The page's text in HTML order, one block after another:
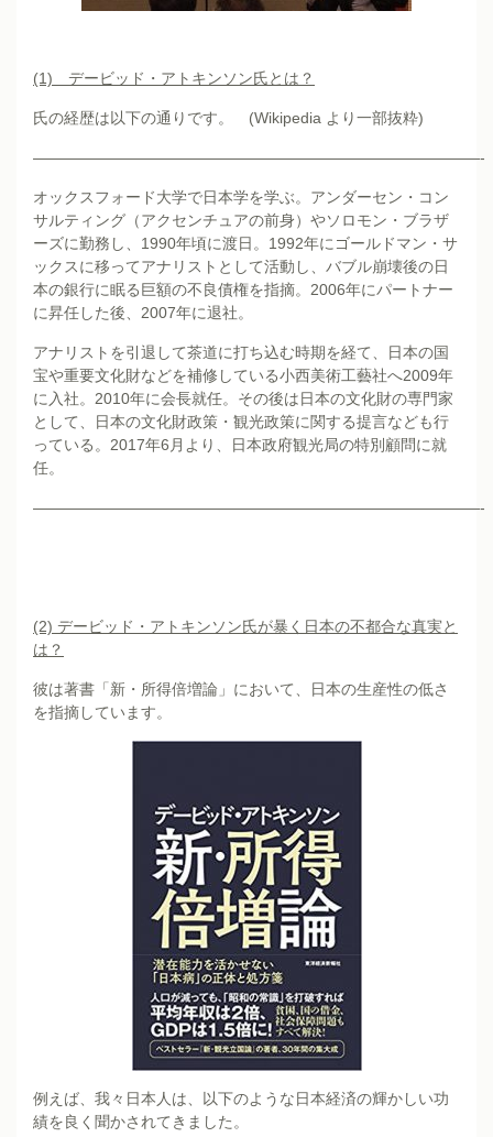
(1) デービッド・アトキンソン氏とは？
氏の経歴は以下の通りです。 (Wikipedia より一部抜粋)
—————————————————————————————-
オックスフォード大学で日本学を学ぶ。アンダーセン・コン
サルティング（アクセンチュアの前身）やソロモン・ブラザ
ーズに勤務し、1990年頃に渡日。1992年にゴールドマン・サ
ックスに移ってアナリストとして活動し、バブル崩壊後の日
本の銀行に眠る巨額の不良債権を指摘。2006年にパートナー
に昇任した後、2007年に退社。
アナリストを引退して茶道に打ち込む時期を経て、日本の国
宝や重要文化財などを補修している小西美術工藝社へ2009年
に入社。2010年に会長就任。その後は日本の文化財の専門家
として、日本の文化財政策・観光政策に関する提言なども行
っている。2017年6月より、日本政府観光局の特別顧問に就
任。
—————————————————————————————-
(2) デービッド・アトキンソン氏が暴く日本の不都合な真実と
は？
彼は著書「新・所得倍増論」において、日本の生産性の低さ
を指摘しています。
例えば、我々日本人は、以下のような日本経済の輝かしい功
績を良く聞かされてきました。